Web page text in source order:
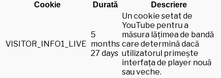
Cookie Durată Descriere
VISITOR_INFO1_LIVE
5
months
27 days
Un cookie setat de
YouTube pentru a
măsura lățimea de bandă
care determină dacă
utilizatorul primește
interfața de player nouă
sau veche.